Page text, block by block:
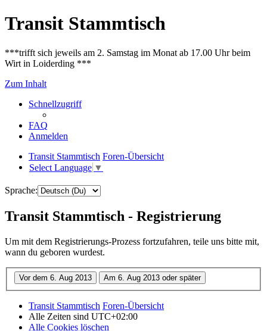
Transit Stammtisch
***trifft sich jeweils am 2. Samstag im Monat ab 17.00 Uhr beim
Wirt in Loiderding ***
Zum Inhalt
Schnellzugriff
FAQ
Anmelden
Transit Stammtisch Foren-Übersicht
Select Language ▼
Sprache:
Transit Stammtisch - Registrierung
Um mit dem Registrierungs-Prozess fortzufahren, teile uns bitte mit,
wann du geboren wurdest.
Transit Stammtisch Foren-Übersicht
Alle Zeiten sind UTC+02:00
Alle Cookies löschen